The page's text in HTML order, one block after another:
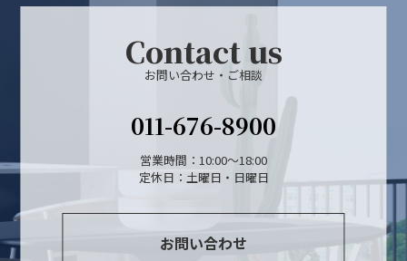
Contact us
お問い合わせ・ご相談
011-676-8900
営業時間：10:00～18:00
定休日：土曜日・日曜日
お問い合わせ